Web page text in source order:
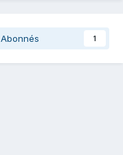
Abonnés 1